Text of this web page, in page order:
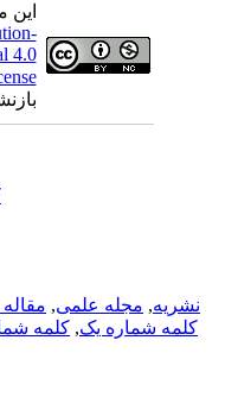
4.0
نشریه, مجله علمی,
کلمه شماره یک, کلمه